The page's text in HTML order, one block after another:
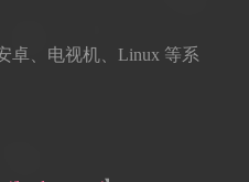
卓、电视机、Linux 等系